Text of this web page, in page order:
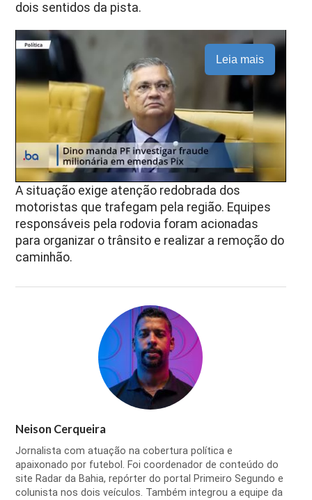
dois sentidos da pista.
Leia mais
A situação exige atenção redobrada dos
motoristas que trafegam pela região. Equipes
responsáveis pela rodovia foram acionadas
para organizar o trânsito e realizar a remoção do
caminhão.
Neison Cerqueira
Jornalista com atuação na cobertura política e
apaixonado por futebol. Foi coordenador de conteúdo do
site Radar da Bahia, repórter do portal Primeiro Segundo e
colunista nos dois veículos. Também integrou a equipe da